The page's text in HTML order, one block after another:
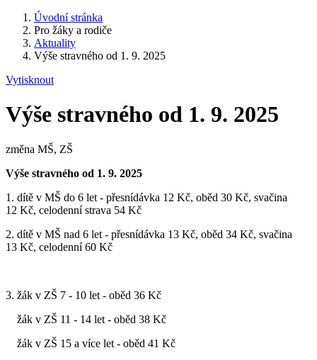
Úvodní stránka
Pro žáky a rodiče
Aktuality
Výše stravného od 1. 9. 2025
Vytisknout
Výše stravného od 1. 9. 2025
změna MŠ, ZŠ
Výše stravného od 1. 9. 2025
1. dítě v MŠ do 6 let - přesnídávka 12 Kč, oběd 30 Kč, svačina
12 Kč, celodenní strava 54 Kč
2. dítě v MŠ nad 6 let - přesnídávka 13 Kč, oběd 34 Kč, svačina
13 Kč, celodenní 60 Kč
3. žák v ZŠ 7 - 10 let - oběd 36 Kč
žák v ZŠ 11 - 14 let - oběd 38 Kč
žák v ZŠ 15 a více let - oběd 41 Kč